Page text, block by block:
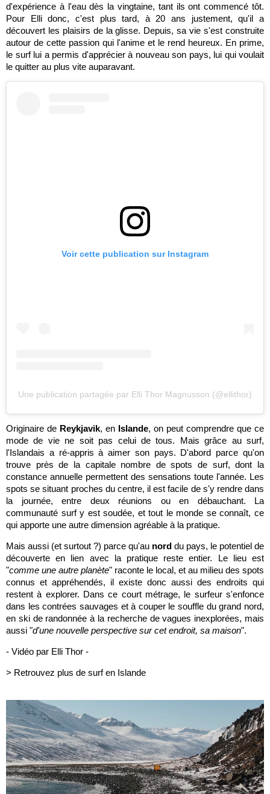
d'expérience à l'eau dès la vingtaine, tant ils ont commencé tôt.
Pour Elli donc, c'est plus tard, à 20 ans justement, qu'il a
découvert les plaisirs de la glisse. Depuis, sa vie s'est construite
autour de cette passion qui l'anime et le rend heureux. En prime,
le surf lui a permis d'apprécier à nouveau son pays, lui qui voulait
le quitter au plus vite auparavant.
Voir cette publication sur Instagram
Une publication partagée par Elli Thor Magnusson (@ellithor)
Originaire de Reykjavik, en Islande, on peut comprendre que ce
mode de vie ne soit pas celui de tous. Mais grâce au surf,
l'Islandais a ré-appris à aimer son pays. D'abord parce qu'on
trouve près de la capitale nombre de spots de surf, dont la
constance annuelle permettent des sensations toute l'année. Les
spots se situant proches du centre, il est facile de s'y rendre dans
la journée, entre deux réunions ou en débauchant. La
communauté surf y est soudée, et tout le monde se connaît, ce
qui apporte une autre dimension agréable à la pratique.
Mais aussi (et surtout ?) parce qu'au nord du pays, le potentiel de
découverte en lien avec la pratique reste entier. Le lieu est
"comme une autre planète" raconte le local, et au milieu des spots
connus et appréhendés, il existe donc aussi des endroits qui
restent à explorer. Dans ce court métrage, le surfeur s'enfonce
dans les contrées sauvages et à couper le souffle du grand nord,
en ski de randonnée à la recherche de vagues inexplorées, mais
aussi "d'une nouvelle perspective sur cet endroit, sa maison".
- Vidéo par Elli Thor -
> Retrouvez plus de surf en Islande